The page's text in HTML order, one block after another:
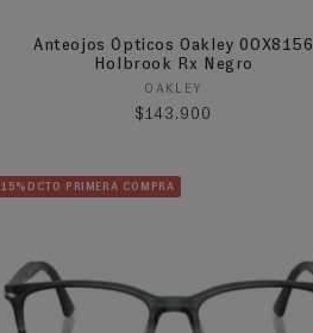
Anteojos Ópticos Oakley 0OX8156
Holbrook Rx Negro
Proveedor:
OAKLEY
Precio habitual
$143.900
15%DCTO PRIMERA COMPRA